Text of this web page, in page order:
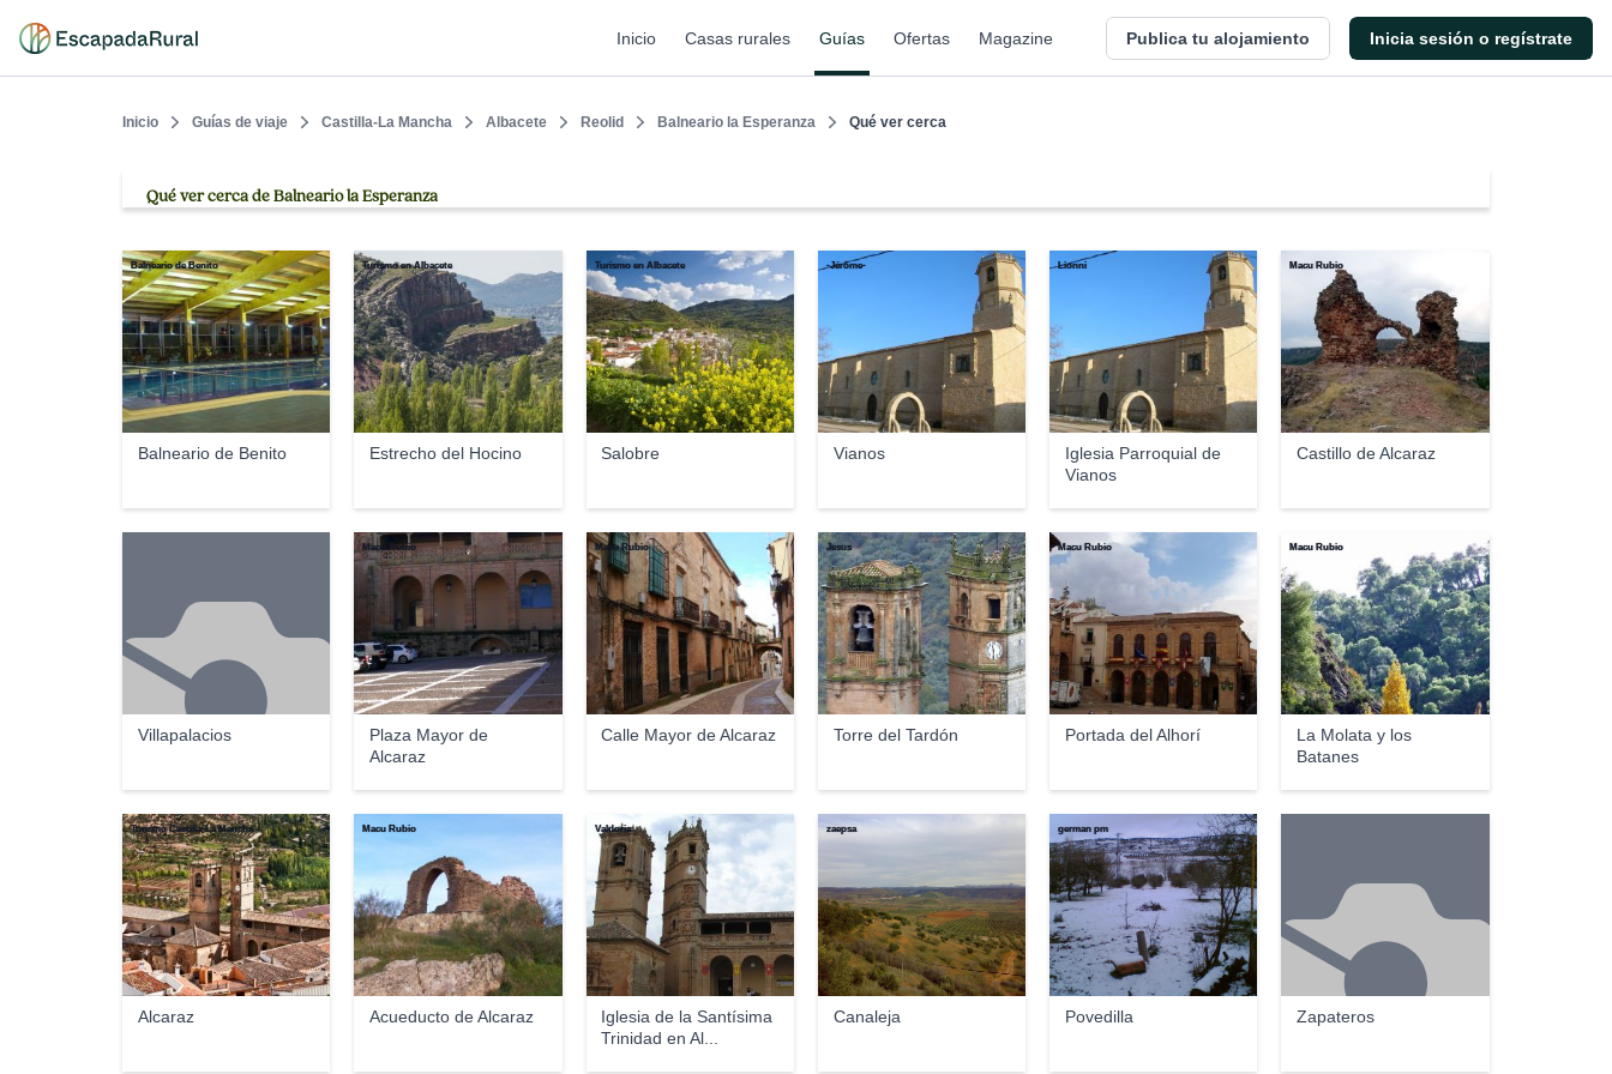
Inicio Casas rurales Guías Ofertas Magazine Publica tu alojamiento Inicia sesión o regístrate
Inicio Guías de viaje Castilla-La Mancha Albacete Reolid Balneario la Esperanza Qué ver cerca
Qué ver cerca de Balneario la Esperanza
Balneario de Benito
Balneario de Benito
Estrecho del Hocino
Turismo en Albacete
Salobre
Turismo en Albacete
Vianos
-Jérôme-
Iglesia Parroquial de
Vianos
Lionni
Castillo de Alcaraz
Macu Rubio
Villapalacios
Plaza Mayor de
Alcaraz
Macu Rubio
Calle Mayor de Alcaraz
Macu Rubio
Torre del Tardón
Jesus
Portada del Alhorí
Macu Rubio
La Molata y los
Batanes
Macu Rubio
Alcaraz
Turismo Castilla-La Mancha
Acueducto de Alcaraz
Macu Rubio
Iglesia de la Santísima
Trinidad en Al...
Valdoria
Canaleja
zaepsa
Povedilla
german pm
Zapateros